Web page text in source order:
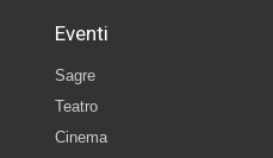
Eventi
Sagre
Teatro
Cinema